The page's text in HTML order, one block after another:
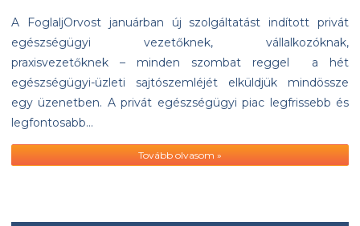
A FoglaljOrvost januárban új szolgáltatást indított privát
egészségügyi vezetőknek, vállalkozóknak,
praxisvezetőknek – minden szombat reggel a hét
egészségügyi-üzleti sajtószemléjét elküldjük mindössze
egy üzenetben. A privát egészségügyi piac legfrissebb és
legfontosabb…
Tovább olvasom »